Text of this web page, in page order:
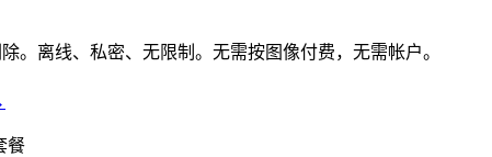
。离线、私密、无限制。无需按图像付费，无需帐户。
餐